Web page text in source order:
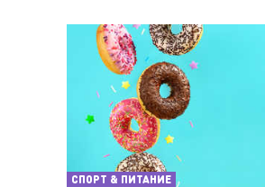
СПОРТ & ПИТАНИЕ